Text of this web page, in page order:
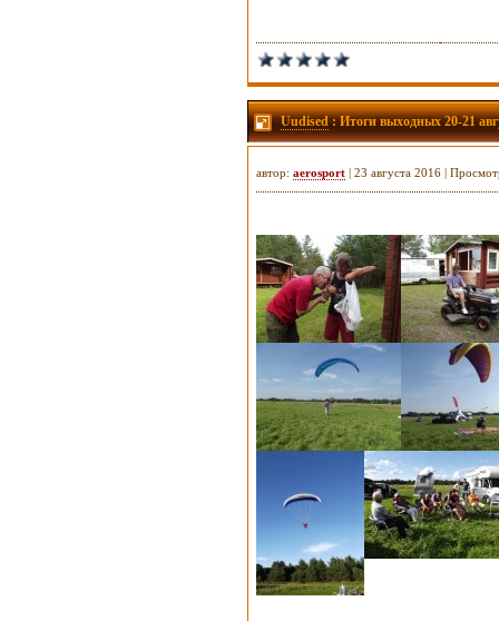
Uudised: Итоги выходных 20-21
автор: aerosport | 23 августа 2016 |